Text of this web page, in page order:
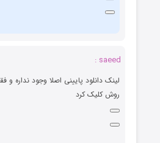
saeed :
لینک دانلود پایینی اصلا وجود
روش کلیک کرد